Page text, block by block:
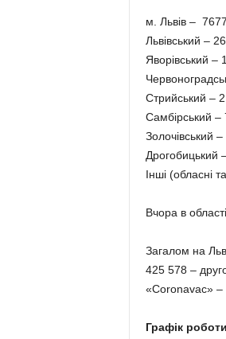
м. Львів – 7677
Львівський –
Яворівський –
Стрийський –
Самбірський –
Золочівський
Дрогобицький
Інші (обласні
Вчора в
Загалом на
425 578 –
«Coronavac» –
Графік